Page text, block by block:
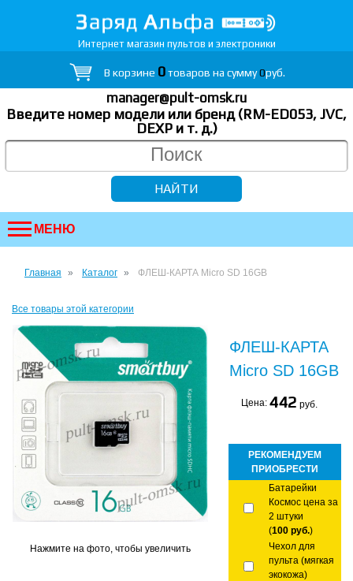
Интернет магазин пультов и электроники
В корзине 0товаров на сумму0руб.
manager@pult-omsk.ru
Введите номер модели или бренд (RM-ED053, JVC,
DEXP и т. д.)
МЕНЮ
Главная Каталог ФЛЕШ-КАРТА Micro SD 16GB
Все товары этой категории
Нажмите на фото, чтобы увеличить
ФЛЕШ-КАРТА
Micro SD 16GB
Цена: 442 руб.
РЕКОМЕНДУЕМ
ПРИОБРЕСТИ
Батарейки
Космос цена за
2 штуки
(100 руб.)
Чехол для
пульта (мягкая
экокожа)